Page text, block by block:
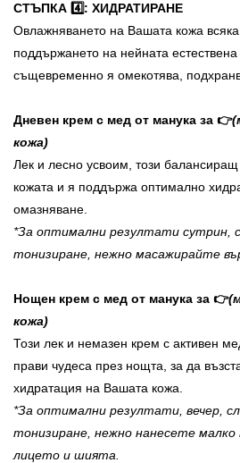
СТЪПКА 4️⃣: ХИДРАТИРАНЕ
Овлажняването на Вашата кожа
поддържането на нейната
същевременно я омекотява,
Дневен крем с мед от манука за 👉
кожа)
Лек и лесно усвоим, този
кожата и я поддържа оптимално
омазняване.
*За оптимални резултати сутрин,
тонизиране, нежно масажирайте
Нощен крем с мед от манука за 👉
кожа)
Този лек и немазен крем с активен
прави чудеса през нощта, за да
хидратация на Вашата кожа.
*За оптимални резултати, вечер,
тонизиране, нежно нанесете малко
лицето и шията.